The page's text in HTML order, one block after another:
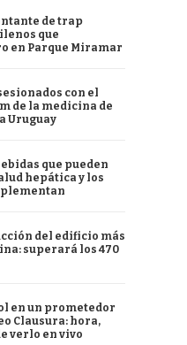
de trap
que
en Parque Miramar
con el
de la medicina de
Uruguay
que pueden
hepática y los
del edificio más
superará los 470
en un prometedor
Clausura: hora,
verlo en vivo